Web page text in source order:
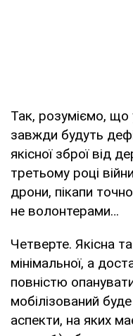
Так, розуміємо, що
завжди будуть
якісної зброї від
третьому році
дрони, пікапи
не волонтерами…
Четверте. Якісна
мінімальної, а
повністю
мобілізований
аспекти, на яких